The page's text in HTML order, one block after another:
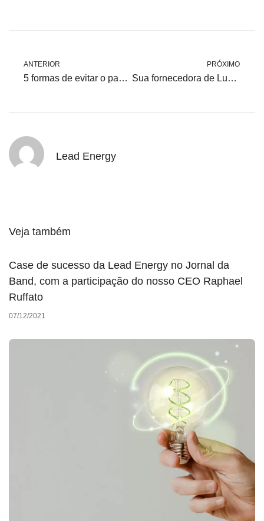
ANTERIOR
5 formas de evitar o pagamento de excesso na conta de energia da empresa
PRÓXIMO
Sua fornecedora de Luz/Energia está cobrando muito caro? 5 dicas de como sua empresa pode resolver este problema
Lead Energy
Veja também
Case de sucesso da Lead Energy no Jornal da
Band, com a participação do nosso CEO Raphael
Ruffato
07/12/2021